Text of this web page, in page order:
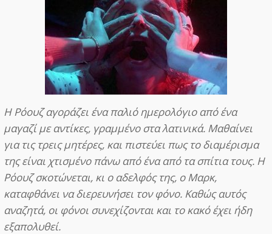
Η Ρόουζ αγοράζει ένα παλιό ημερολόγιο από ένα
μαγαζί με αντίκες, γραμμένο στα λατινικά. Μαθαίνει
για τις τρεις μητέρες, και πιστεύει πως το διαμέρισμα
της είναι χτισμένο πάνω από ένα από τα σπίτια τους. Η
Ρόουζ σκοτώνεται, κι ο αδελφός της, ο Μαρκ,
καταφθάνει να διερευνήσει τον φόνο. Καθώς αυτός
αναζητά, οι φόνοι συνεχίζονται και το κακό έχει ήδη
εξαπολυθεί.